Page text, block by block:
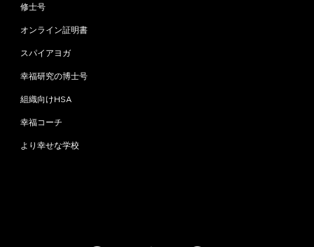
修士号
オンライン証明書
スパイアヨガ
幸福研究の博士号
組織向けHSA
幸福コーチ
より幸せな学校